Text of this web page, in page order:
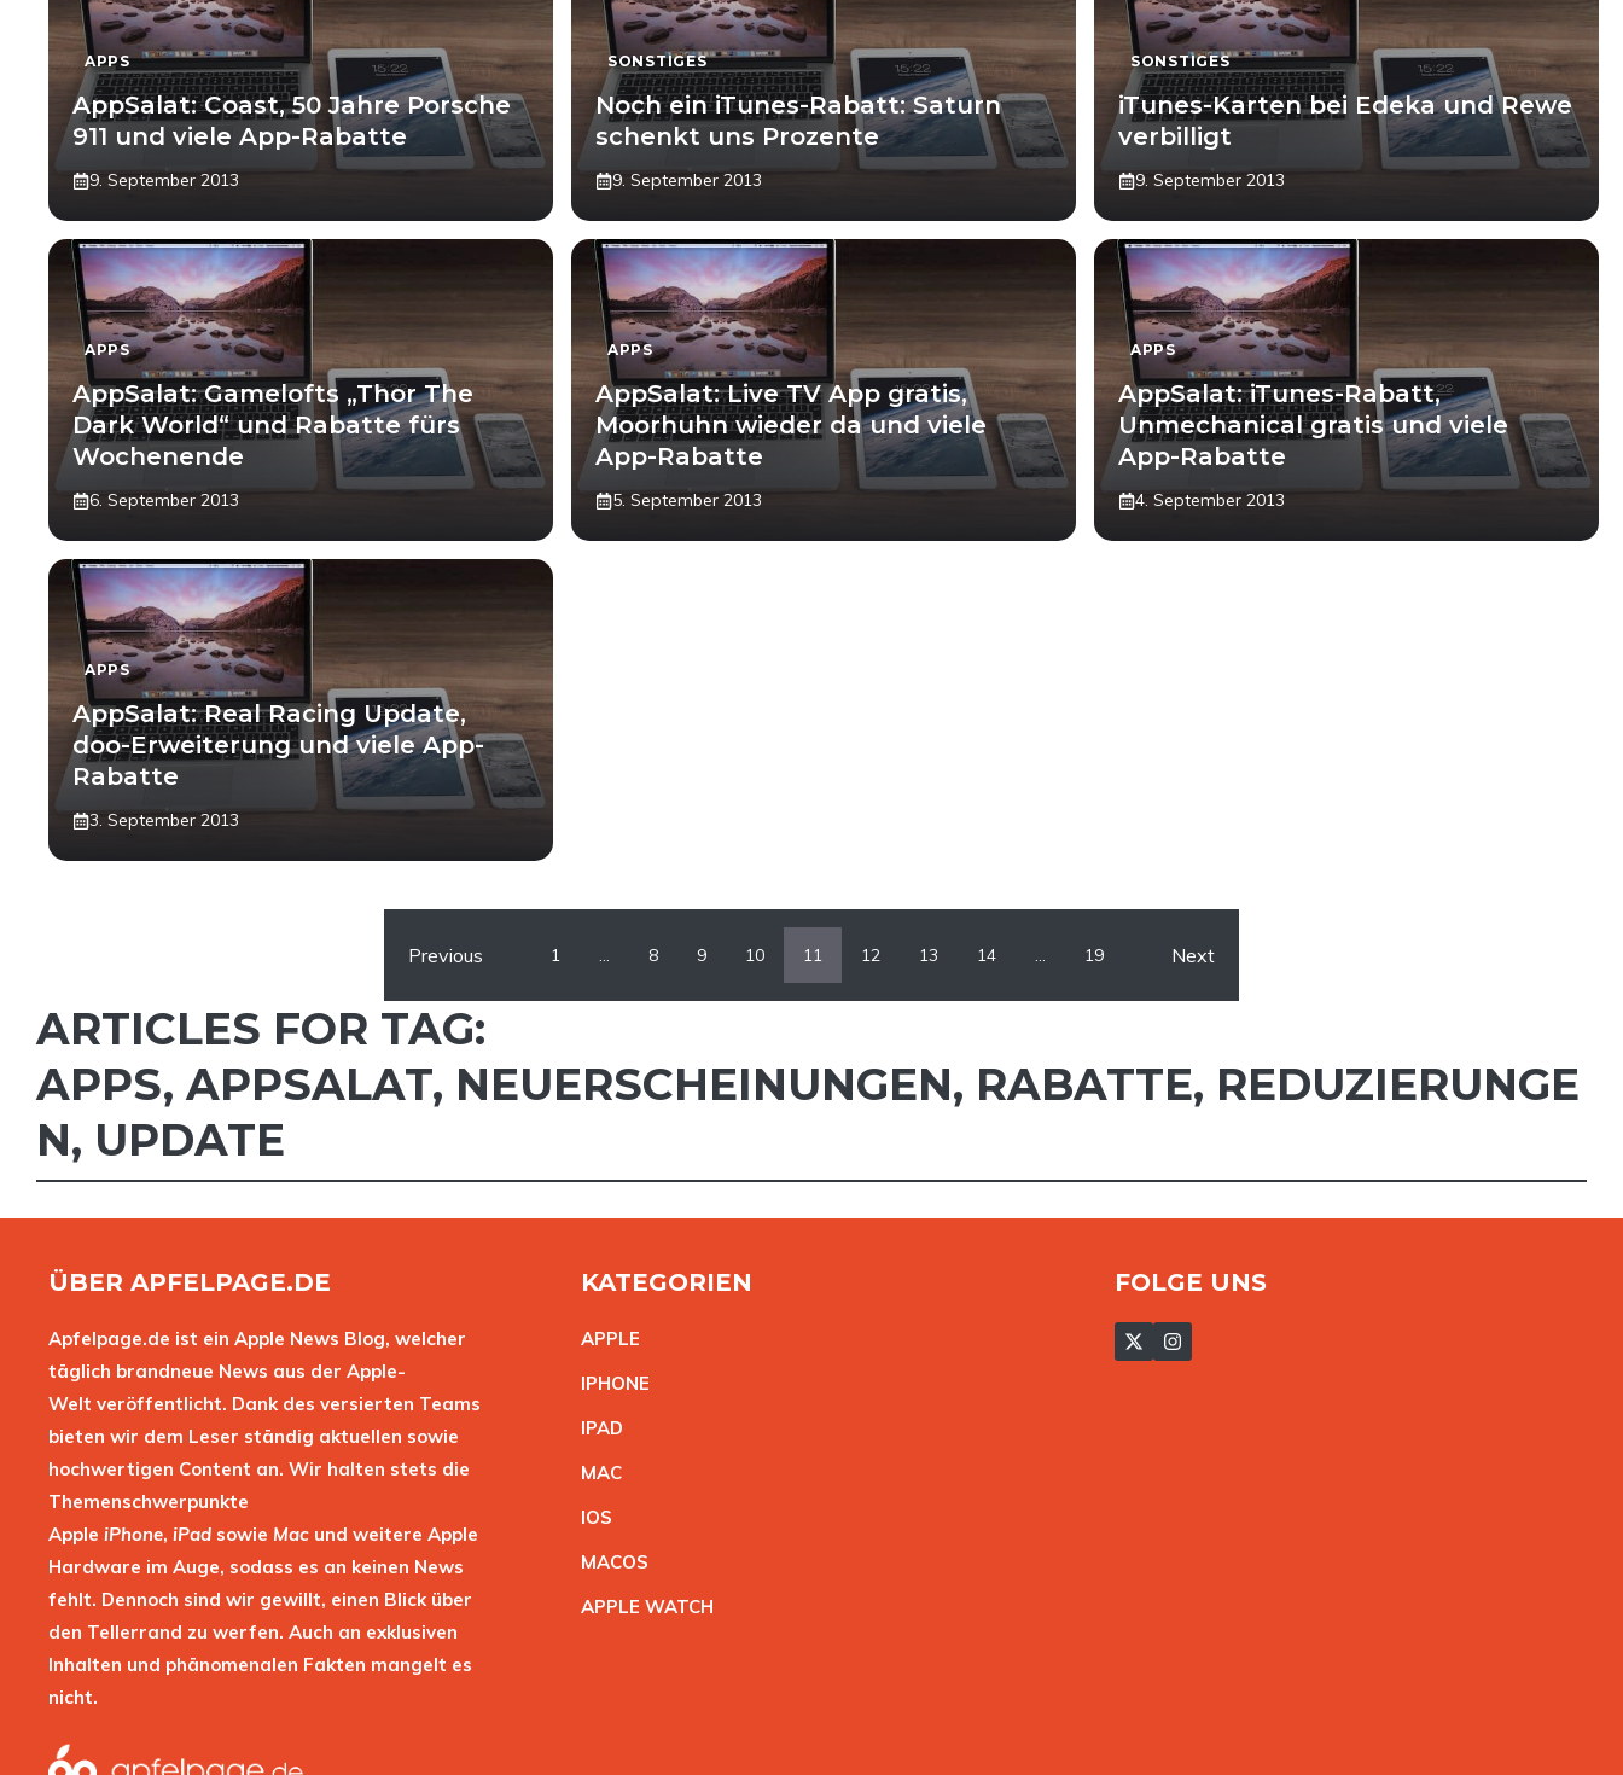
APPS
AppSalat: Coast, 50 Jahre Porsche
911 und viele App-Rabatte
9. September 2013
SONSTIGES
Noch ein iTunes-Rabatt: Saturn
schenkt uns Prozente
9. September 2013
SONSTIGES
iTunes-Karten bei Edeka und Rewe
verbilligt
9. September 2013
APPS
AppSalat: Gamelofts „Thor The
Dark World“ und Rabatte fürs
Wochenende
6. September 2013
APPS
AppSalat: Live TV App gratis,
Moorhuhn wieder da und viele
App-Rabatte
5. September 2013
APPS
AppSalat: iTunes-Rabatt,
Unmechanical gratis und viele
App-Rabatte
4. September 2013
APPS
AppSalat: Real Racing Update,
doo-Erweiterung und viele App-
Rabatte
3. September 2013
Previous 1 … 8 9 10 11 12 13 14 … 19 Next
ARTICLES FOR TAG:
APPS,APPSALAT, NEUERSCHEINUNGEN, RABATTE, REDUZIERUNGE
N, UPDATE
ÜBER APFELPAGE.DE
Apfelpage.de ist ein Apple News Blog, welcher
täglich brandneue News aus der Apple-
Welt veröffentlicht. Dank des versierten Teams
bieten wir dem Leser ständig aktuellen sowie
hochwertigen Content an. Wir halten stets die
Themenschwerpunkte
Apple iPhone, iPad sowie Mac und weitere Apple
Hardware im Auge, sodass es an keinen News
fehlt. Dennoch sind wir gewillt, einen Blick über
den Tellerrand zu werfen. Auch an exklusiven
Inhalten und phänomenalen Fakten mangelt es
nicht.
KATEGORIEN
APPLE
IPHONE
IPAD
MAC
IOS
MACOS
APPLE WATCH
FOLGE UNS